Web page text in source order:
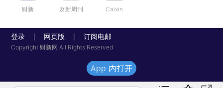
财新 财新周刊 Caixin
登录 网页版 订阅电邮
Copyright 财新网 All Rights Reserved
App 内打开